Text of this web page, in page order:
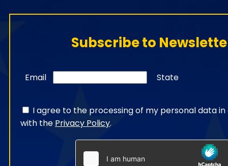
Subscribe to
Email State
I agree to the processing of my personal data
with the Privacy Policy.